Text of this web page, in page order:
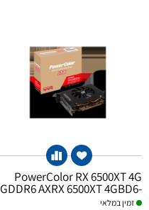
PowerColor RX 6500XT 4G
GDDR6 AXRX 6500XT 4GBD6-
DHזמין במלאי